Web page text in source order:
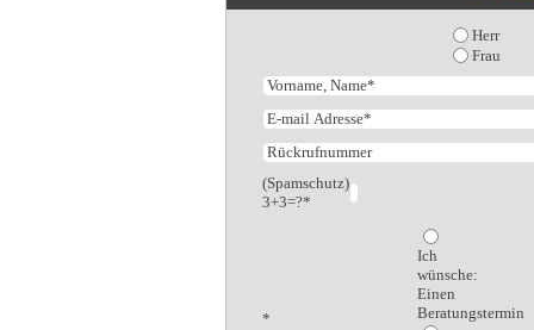
Herr
Frau
(Spamschutz)
3+3=?*
*
Ich
wünsche:
Einen
Beratungstermin